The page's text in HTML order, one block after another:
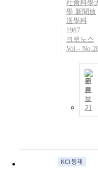
社會科學
學 新聞放
送學科
1987
크로노스
Vol.-
원
문
보
기